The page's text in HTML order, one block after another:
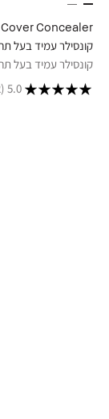
Concealer
קונסילר עמיד בעל
קונסילר עמיד בעל
5.0
(2)